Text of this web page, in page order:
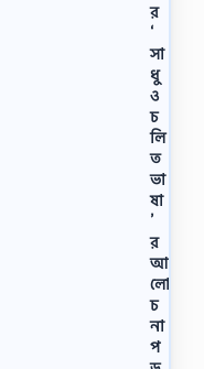
র
‘
সা
ধু
ও
চ
লি
ত
ভা
ষা
’
র
আ
লো
চ
না
প